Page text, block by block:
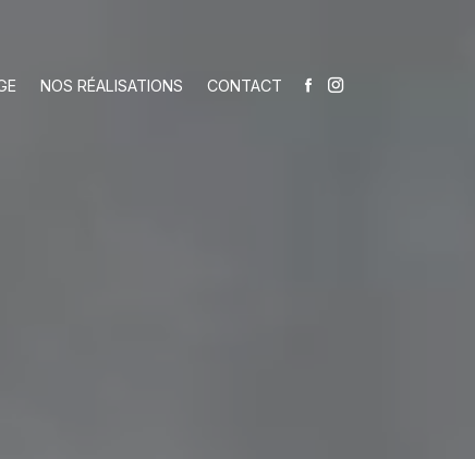
NOS RÉALISATIONS CONTACT